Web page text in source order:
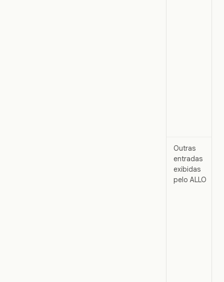
Outras
entradas
exibidas
pelo ALLO